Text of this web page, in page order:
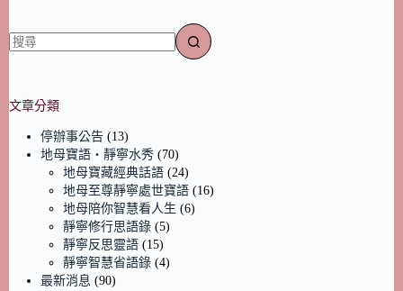
文章分類
停辦事公告 (13)
地母寶語‧靜寧水秀 (70)
地母寶藏經典話語 (24)
地母至尊靜寧處世寶語 (16)
地母陪你智慧看人生 (6)
靜寧修行思語錄 (5)
靜寧反思靈語 (15)
靜寧智慧省語錄 (4)
最新消息 (90)